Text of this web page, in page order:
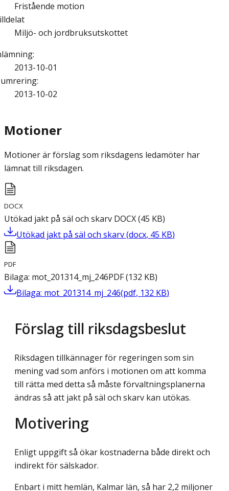
Fristående motion
Miljö- och jordbruksutskottet
:
2013-10-01
:
2013-10-02
Motioner
Motioner är förslag som riksdagens ledamöter har
lämnat till riksdagen.
DOCX
Utökad jakt på säl och skarv DOCX(45 KB)
Utökad jakt på säl och skarv(docx, 45 KB)
PDF
Bilaga: mot_201314_mj_246PDF(132 KB)
Bilaga: mot_201314_mj_246(pdf, 132 KB)
Förslag till riksdagsbeslut
Riksdagen tillkännager för regeringen som sin
mening vad som anförs i motionen om att komma
till rätta med detta så måste förvaltningsplanerna
ändras så att jakt på säl och skarv kan utökas.
Motivering
Enligt uppgift så ökar kostnaderna både direkt och
indirekt för sälskador.
Enbart i mitt hemlän, Kalmar län, så har 2,2 miljoner